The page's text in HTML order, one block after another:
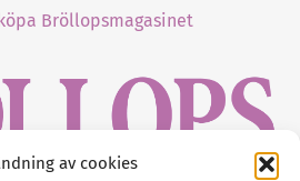
av cookies
Bröllopsmagasinet